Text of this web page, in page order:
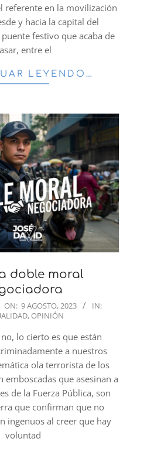
referente en la movilización
y hacia la capital del
festivo que acaba de
entre el
LEYENDO…
doble moral
ON: 9 AGOSTO, 2023
IN:
, OPINIÓN
lo cierto es que están
a nuestros
ola terrorista de los
emboscadas que asesinan a
de la Fuerza Pública, son
que confirman que no
ingenuos al creer que hay
voluntad